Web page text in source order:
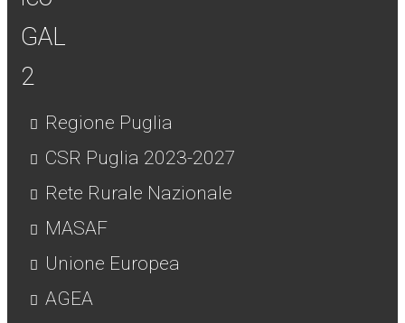
Regione Puglia
CSR Puglia 2023-2027
Rete Rurale Nazionale
MASAF
Unione Europea
AGEA